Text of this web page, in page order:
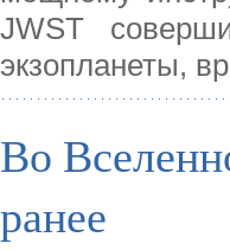
JWST
экзопланеты,
Во
ранее